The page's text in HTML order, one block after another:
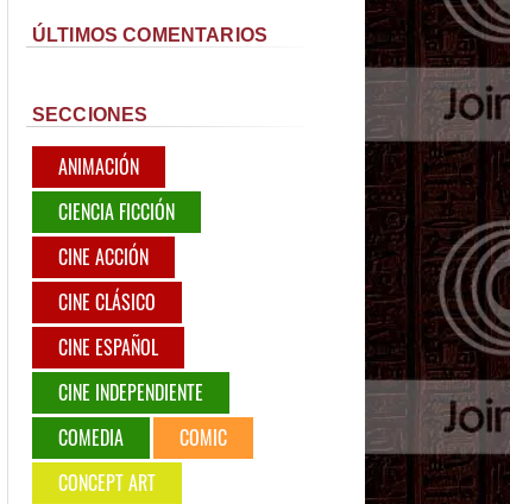
ÚLTIMOS COMENTARIOS
SECCIONES
ANIMACIÓN
CIENCIA FICCIÓN
CINE ACCIÓN
CINE CLÁSICO
CINE ESPAÑOL
CINE INDEPENDIENTE
COMEDIA
COMIC
CONCEPT ART